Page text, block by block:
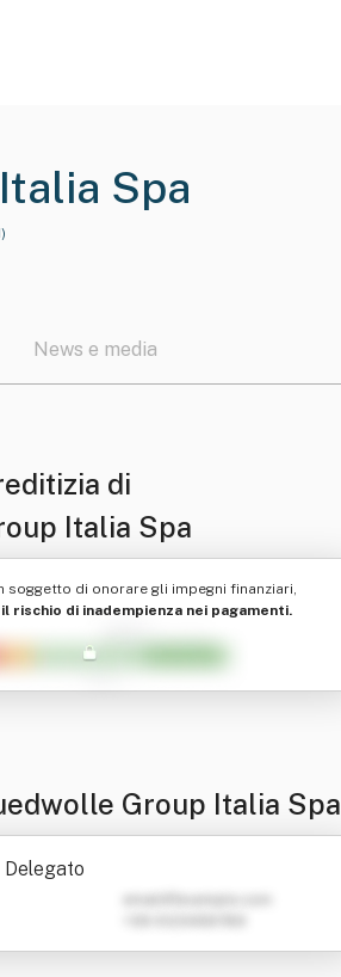
Spa
News e media
di
Italia Spa
soggetto di onorare gli impegni finanziari,
rischio di inadempienza nei pagamenti.
Group Italia Spa